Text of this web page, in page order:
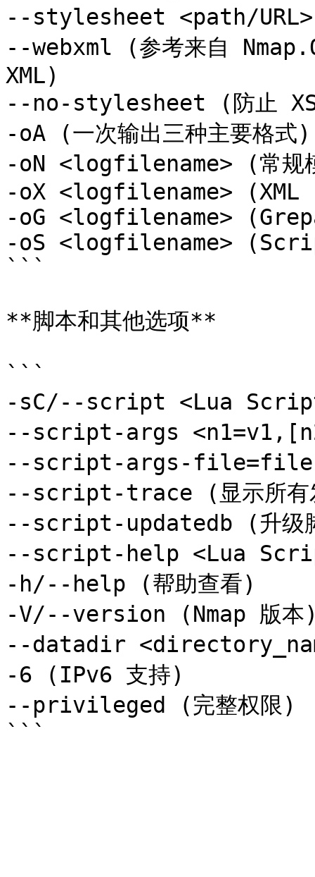
--stylesheet <path/URL>
--webxml (参考来自
XML)
--no-stylesheet (防止
-oA (一次输出三种主要格式)
-oN <logfilename> (常规
-oX <logfilename> (XML
-oG <logfilename>
-oS <logfilename>
```
**脚本和其他选项**
```
-sC/--script <Lua
--script-args
--script-args-
--script-trace (显示所有
--script-updatedb (升级
--script-help <Lua
-h/--help (帮助查看)
-V/--version (Nmap 版本
--datadir
-6 (IPv6 支持)
--privileged (完整权限)